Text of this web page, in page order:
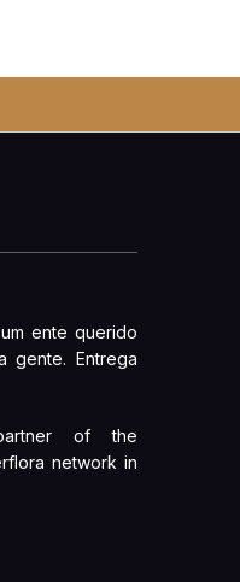
ente querido
gente. Entrega
of the
network in